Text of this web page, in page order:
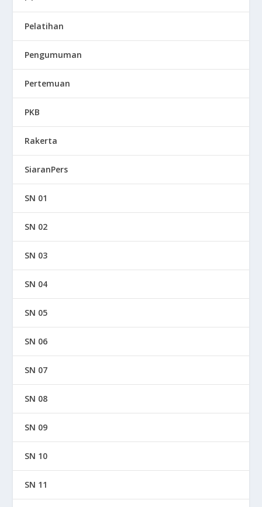
Pelatihan
Pengumuman
Pertemuan
PKB
Rakerta
SiaranPers
SN 01
SN 02
SN 03
SN 04
SN 05
SN 06
SN 07
SN 08
SN 09
SN 10
SN 11